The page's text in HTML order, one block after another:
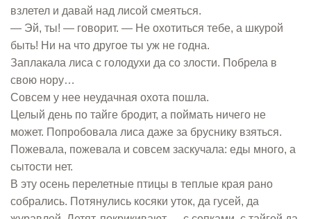
взлетел и давай над лисой смеяться.
— Эй, ты! — говорит. — Не охотиться тебе, а шкурой
быть! Ни на что другое ты уж не годна.
Заплакала лиса с голодухи да со злости. Побрела в
свою нору…
Совсем у нее неудачная охота пошла.
Целый день по тайге бродит, а поймать ничего не
может. Попробовала лиса даже за бруснику взяться.
Пожевала, пожевала и совсем заскучала: еды много, а
сытости нет.
В эту осень перелетные птицы в теплые края рано
собрались. Потянулись косяки уток, да гусей, да